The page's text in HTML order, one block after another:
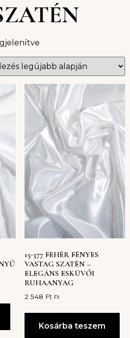
15-377 FEHÉR FÉNYES
VASTAG SZATÉN –
ELEGÁNS ESKÜVŐI
RUHAANYAG
2 548 Ft Ft
Kosárba teszem